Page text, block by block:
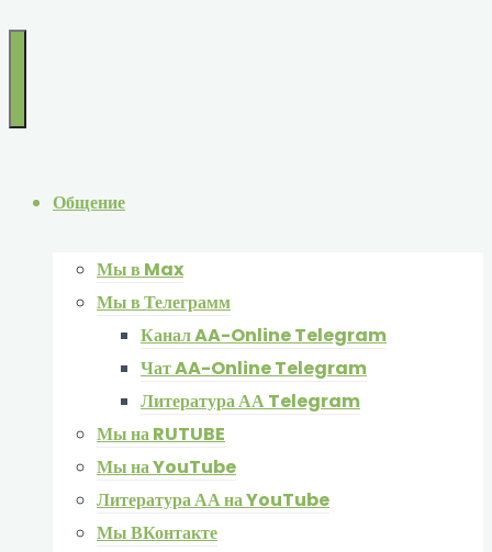
Общение
Мы в Max
Мы в Телеграмм
Канал AA-Online Telegram
Чат AA-Online Telegram
Литература АА Telegram
Мы на RUTUBE
Мы на YouTube
Литература АА на YouTube
Мы ВКонтакте